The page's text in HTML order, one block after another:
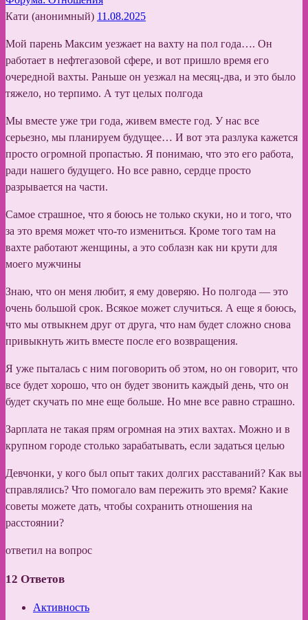
Кати (анонимный) 11.08.2025
Мой парень Максим уезжает на вахту на пол года…. Он
работает в нефтегазовой сфере, и вот пришло время его
очередной вахты. Раньше он уезжал на месяц-два, и это было
тяжело, но терпимо. А тут целых полгода
Мы вместе уже три года, живем вместе год. У нас все
серьезно, мы планируем будущее… И вот эта разлука кажется
просто огромной пропастью. Я понимаю, что это его работа,
ради нашего будущего. Но все равно, сердце просто
разрывается на части.
Самое страшное, что я боюсь не только скуки, но и того, что
за это время может что-то измениться. Кроме того там на
вахте работают женщины, а это соблазн как ни крути для
моего мужчины
Знаю, что он меня любит, я ему доверяю. Но полгода — это
очень большой срок. Всякое может случиться. А еще я боюсь,
что мы отвыкнем друг от друга, что нам будет сложно снова
привыкнуть жить вместе после его возвращения.
Я уже пыталась с ним поговорить об этом, но он говорит, что
все будет хорошо, что он будет звонить каждый день, что он
будет скучать по мне еще больше. Но мне все равно страшно.
Зарплата не такая прям огромная на этих вахтах. Можно и в
крупном городе столько зарабатывать, если задаться целью
Девчонки, у кого был опыт таких долгих расставаний? Как вы
справлялись? Что помогало вам пережить это время? Какие
советы можете дать, чтобы сохранить отношения на
расстоянии?
ответил на вопрос
12 Ответов
Активность